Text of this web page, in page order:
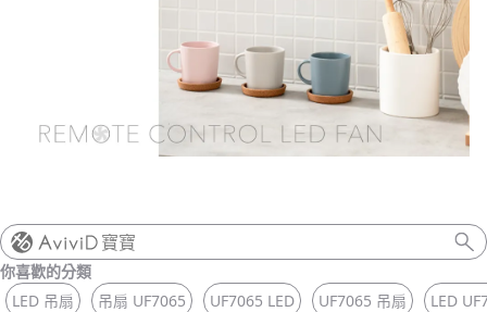
寶寶
你喜歡的分類
LED 吊扇
吊扇 UF7065 UF7065 LED UF7065 吊扇 LED